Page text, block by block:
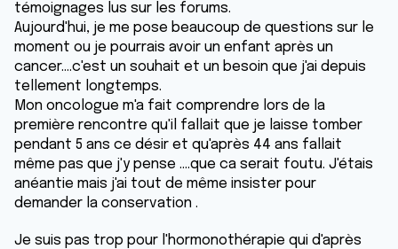
témoignages lus sur les forums.
Aujourd'hui, je me pose beaucoup de questions sur le
moment ou je pourrais avoir un enfant après un
cancer....c'est un souhait et un besoin que j'ai depuis
tellement longtemps.
Mon oncologue m'a fait comprendre lors de la
première rencontre qu'il fallait que je laisse tomber
pendant 5 ans ce désir et qu'après 44 ans fallait
même pas que j'y pense ....que ca serait foutu. J'étais
anéantie mais j'ai tout de même insister pour
demander la conservation .
Je suis pas trop pour l'hormonothérapie qui d'après